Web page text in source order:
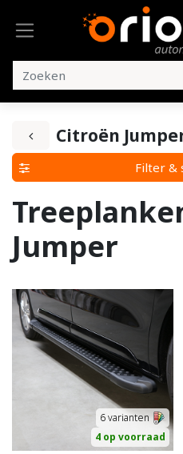
Citroën
Filter &
Jumper
6varianten
4 op voorraad